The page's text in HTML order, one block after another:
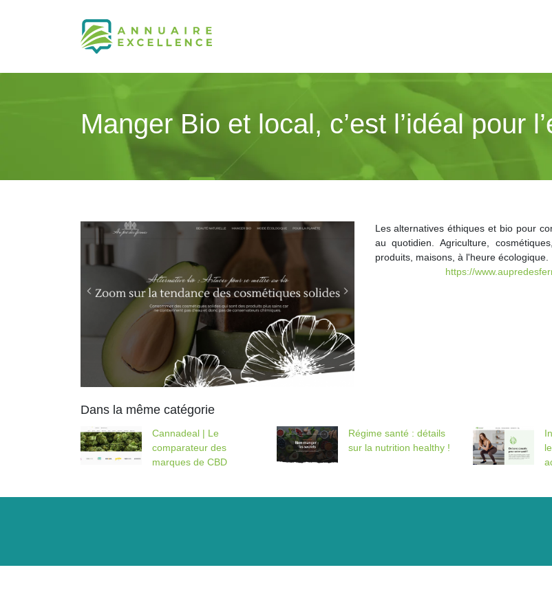
Manger Bio et local, c’est l’idéal pour
Les alternatives éthiques et bio pour
au quotidien. Agriculture,
produits, maisons, à l'heure écologique.
https://
Dans la même catégorie
Cannadeal | Le
comparateur des
marques de CBD
Régime santé : détails
sur la nutrition healthy !